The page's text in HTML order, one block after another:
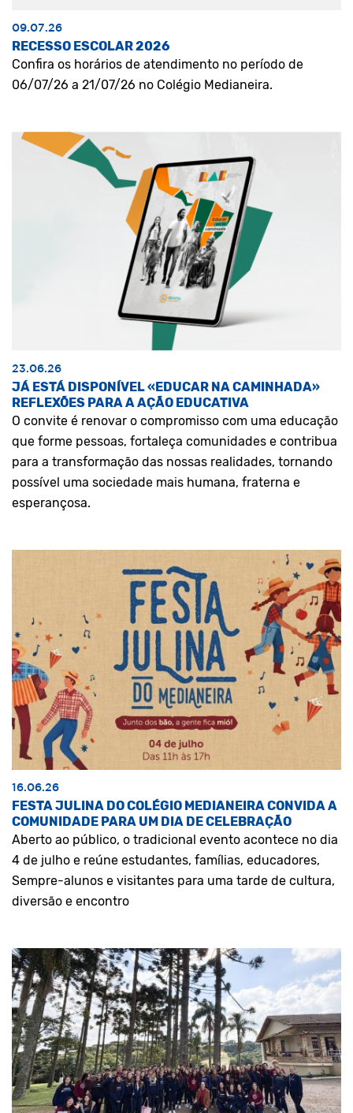
09.07.26
RECESSO ESCOLAR 2026
Confira os horários de atendimento no período de
06/07/26 a 21/07/26 no Colégio Medianeira.
23.06.26
JÁ ESTÁ DISPONÍVEL «EDUCAR NA CAMINHADA»
REFLEXÕES PARA A AÇÃO EDUCATIVA
O convite é renovar o compromisso com uma educação
que forme pessoas, fortaleça comunidades e contribua
para a transformação das nossas realidades, tornando
possível uma sociedade mais humana, fraterna e
esperançosa.
16.06.26
FESTA JULINA DO COLÉGIO MEDIANEIRA CONVIDA A
COMUNIDADE PARA UM DIA DE CELEBRAÇÃO
Aberto ao público, o tradicional evento acontece no dia
4 de julho e reúne estudantes, famílias, educadores,
Sempre-alunos e visitantes para uma tarde de cultura,
diversão e encontro